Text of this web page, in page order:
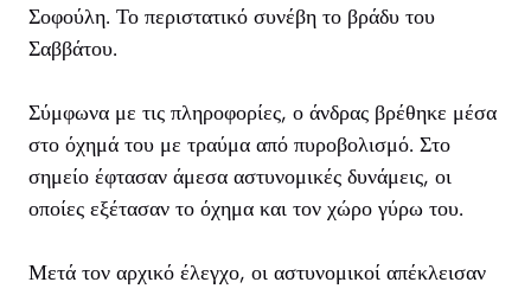
Σοφούλη. Το περιστατικό συνέβη το βράδυ του
Σαββάτου.
Σύμφωνα με τις πληροφορίες, ο άνδρας βρέθηκε μέσα
στο όχημά του με τραύμα από πυροβολισμό. Στο
σημείο έφτασαν άμεσα αστυνομικές δυνάμεις, οι
οποίες εξέτασαν το όχημα και τον χώρο γύρω του.
Μετά τον αρχικό έλεγχο, οι αστυνομικοί απέκλεισαν